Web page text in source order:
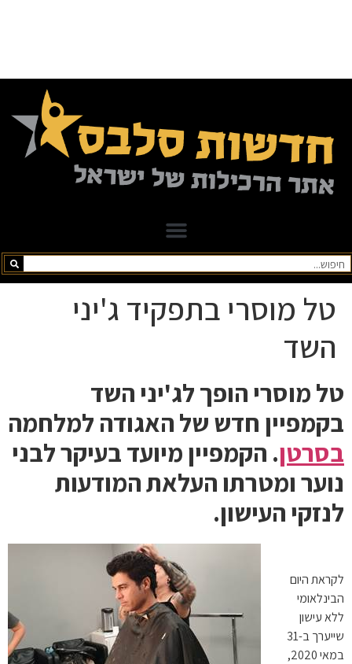
טל מוסרי בתפקיד ג'יני
השד
טל מוסרי הופך לג'יני השד
בקמפיין חדש של האגודה למלחמה
בסרטן. הקמפיין מיועד בעיקר לבני
נוער ומטרתו העלאת המודעות
לנזקי העישון.
לקראת היום
הבינלאומי
ללא עישון
שייערך ב-31
במאי 2020,